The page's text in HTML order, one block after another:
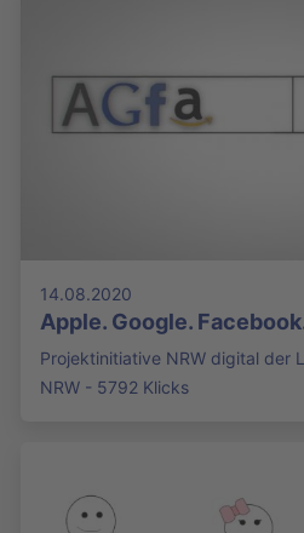
14.08.2020
Apple. Google.
Projektinitiative NRW digital der
NRW - 5792 Klicks